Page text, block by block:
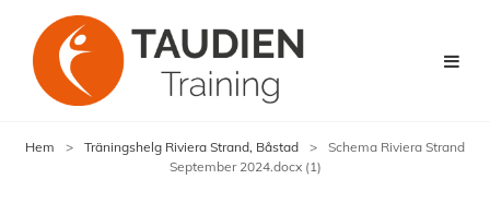
Hem > Träningshelg Riviera Strand, Båstad >
Schema Riviera Strand
September 2024.docx (1)